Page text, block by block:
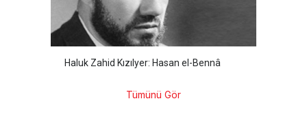
Haluk Zahid Kızılyer: Hasan el-Bennâ
Tümünü Gör